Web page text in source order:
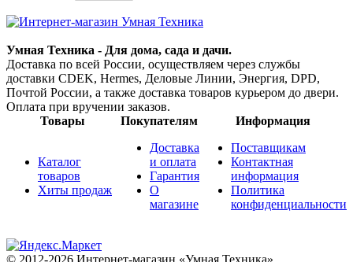
Умная Техника - Для дома, сада и дачи.
Доставка по всей России, осуществляем через службы
доставки CDEK, Hermes, Деловые Линии, Энергия, DPD,
Почтой России, а также доставка товаров курьером до двери.
Оплата при вручении заказов.
Товары
Покупателям Информация
Каталог
товаров
Хиты продаж
Доставка
и оплата
Гарантия
О
магазине
Поставщикам
Контактная
информация
Политика
конфиденциальности